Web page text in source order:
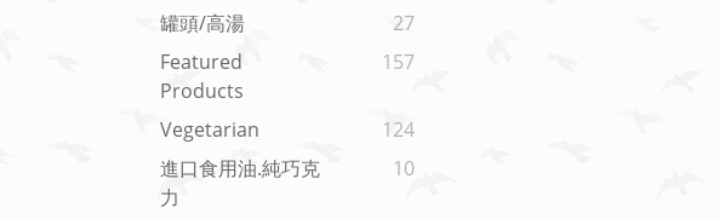
罐頭/高湯
27
Featured
Products
157
Vegetarian
124
進口食用油.純巧克
力
10